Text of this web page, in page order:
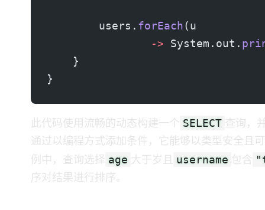
        users.
forEach(u
                ->
System.out.
    }
}
此代码使用流畅的 Dynamic SQL DSL 动态构建一个 SELECT 查询，并
通过以编程方式添加条件，它能够以类型安全且
例中，查询选择 age 大于 18 岁且 username 包含
序对结果进行排序。